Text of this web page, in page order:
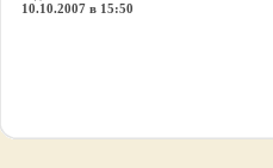
10.10.2007 в 15:50